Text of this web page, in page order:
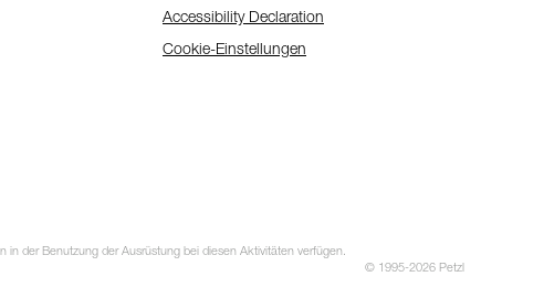
Accessibility Declaration
Cookie-Einstellungen
der Benutzung der Ausrüstung bei diesen Aktivitäten verfügen.
© 1995-2026 Petzl